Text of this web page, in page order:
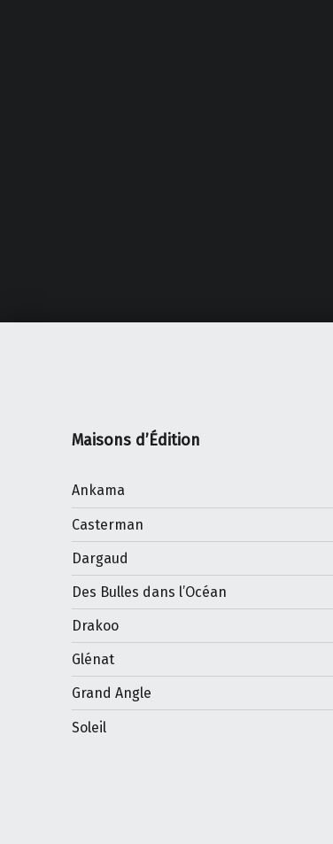
Maisons d’Édition
Ankama
Casterman
Dargaud
Des Bulles dans l’Océan
Drakoo
Glénat
Grand Angle
Soleil